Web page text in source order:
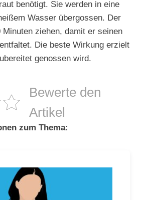
benötigt. Sie werden in eine
Wasser übergossen. Der
ziehen, damit er seinen
Die beste Wirkung erzielt
genossen wird.
Bewerte den
Artikel
zum Thema: